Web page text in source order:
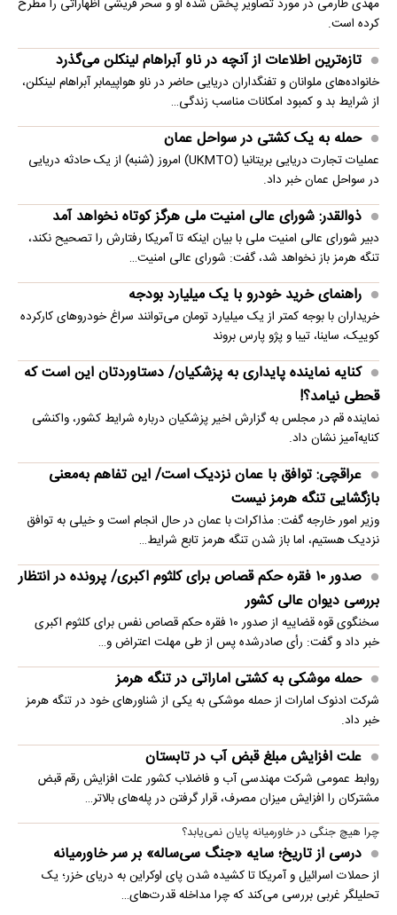
مهدی طارمی در مورد تصاویر پخش شده او و سحر قریشی اظهاراتی را مطرح
کرده است.
تازه‌ترین اطلاعات از آنچه در ناو آبراهام لینکلن می‌گذرد
خانواده‌های ملوانان و تفنگداران دریایی حاضر در ناو هواپیمابر آبراهام لینکلن،
از شرایط بد و کمبود امکانات مناسب زندگی…
حمله به یک کشتی در سواحل عمان
عملیات تجارت دریایی بریتانیا (UKMTO) امروز (شنبه) از یک حادثه دریایی
در سواحل عمان خبر داد.
ذوالقدر: شورای عالی امنیت ملی هرگز کوتاه نخواهد آمد
دبیر شورای عالی امنیت ملی با بیان اینکه تا آمریکا رفتارش را تصحیح نکند،
تنگه هرمز باز نخواهد شد، گفت: شورای عالی امنیت…
راهنمای خرید خودرو با یک میلیارد بودجه
خریداران با بوجه کمتر از یک میلیارد تومان می‌توانند سراغ خودروهای کارکرده
کوییک، ساینا، تیبا و پژو پارس بروند
کنایه نماینده پایداری به پزشکیان/ دستاوردتان این است که
قحطی نیامد؟!
نماینده قم در مجلس به گزارش اخیر پزشکیان درباره شرایط کشور، واکنشی
کنایه‌آمیز نشان داد.
عراقچی: توافق با عمان نزدیک است/ این تفاهم به‌معنی
بازگشایی تنگه هرمز نیست
وزیر امور خارجه گفت: مذاکرات با عمان در حال انجام است و خیلی به توافق
نزدیک هستیم، اما باز شدن تنگه هرمز تابع شرایط…
صدور ۱۰ فقره حکم قصاص برای کلثوم اکبری/ پرونده در انتظار
بررسی دیوان عالی کشور
سخنگوی قوه قضاییه از صدور ۱۰ فقره حکم قصاص نفس برای کلثوم اکبری
خبر داد و گفت: رأی صادرشده پس از طی مهلت اعتراض و…
حمله موشکی به کشتی اماراتی در تنگه هرمز
شرکت ادنوک امارات از حمله موشکی به یکی از شناورهای خود در تنگه هرمز
خبر داد.
علت افزایش مبلغ قبض آب در تابستان
روابط عمومی شرکت مهندسی آب و فاضلاب کشور علت افزایش رقم قبض
مشترکان را افزایش میزان مصرف، قرار گرفتن در پله‌های بالاتر…
چرا هیچ جنگی در خاورمیانه پایان نمی‌یابد؟
درسی از تاریخ؛ سایه «جنگ سی‌ساله» بر سر خاورمیانه
از حملات اسرائیل و آمریکا تا کشیده شدن پای اوکراین به دریای خزر؛ یک
تحلیلگر غربی بررسی می‌کند که چرا مداخله قدرت‌های…